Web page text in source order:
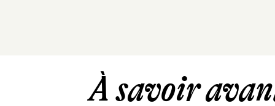
À savoir